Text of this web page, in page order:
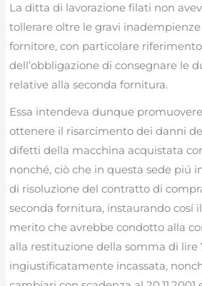
La ditta di lavorazione filati non
tollerare oltre le gravi
fornitore, con particolare
dell’obbligazione di consegnare le
relative alla seconda fornitura.
Essa intendeva dunque
ottenere il risarcimento dei danni
difetti della macchina acquistata
nonché, ciò che in questa sede piú
di risoluzione del contratto di
seconda fornitura, instaurando cosí
merito che avrebbe condotto alla
alla restituzione della somma di lire
ingiustificatamente incassata,